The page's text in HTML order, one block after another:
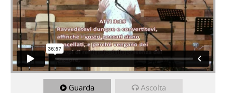
Guarda Ascolta